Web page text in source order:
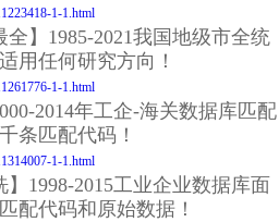
1-1.html
】1985-2021我国地级市全统
用任何研究方向！
1-1.html
2014年工企-海关数据库匹配
条匹配代码！
1-1.html
1998-2015工业企业数据库面
配代码和原始数据！